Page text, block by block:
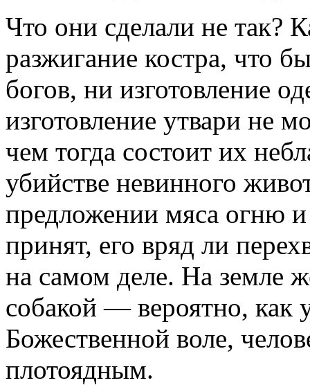
Что они сделали не так?
разжигание костра, что
богов, ни изготовление
изготовление утвари не
чем тогда состоит их
убийстве невинного
предложении мяса огню
принят, его вряд ли
на самом деле. На земле
собакой — вероятно, как
Божественной воле,
плотоядным.